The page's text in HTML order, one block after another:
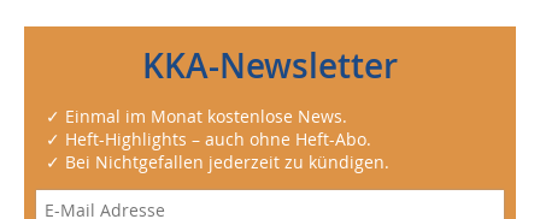
KKA-Newsletter
✓ Einmal im Monat kostenlose News.
✓ Heft-Highlights – auch ohne Heft-Abo.
✓ Bei Nichtgefallen jederzeit zu kündigen.